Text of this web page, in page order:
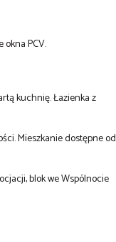
PCV.
kuchnię. Łazienka z
Mieszkanie dostępne od
blok we Wspólnocie